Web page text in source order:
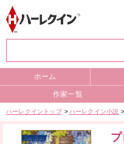
ホーム
作家一覧
ハーレクイントップ ハーレクイン小説